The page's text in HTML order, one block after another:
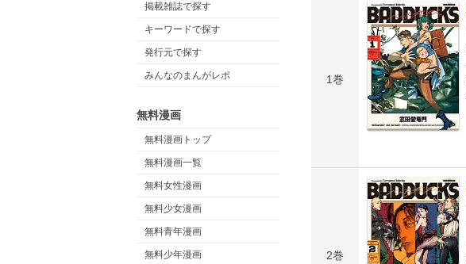
掲載雑誌で探す
キーワードで探す
発行元で探す
みんなのまんがレポ
無料漫画
無料漫画トップ
無料漫画一覧
無料女性漫画
無料少女漫画
無料青年漫画
無料少年漫画
1巻
2巻